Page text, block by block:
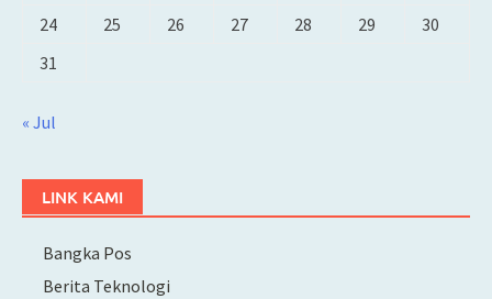
24
25 26 27 28 29
30
31
« Jul
LINK KAMI
Bangka Pos
Berita Teknologi